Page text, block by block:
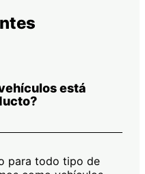
está
para todo tipo de